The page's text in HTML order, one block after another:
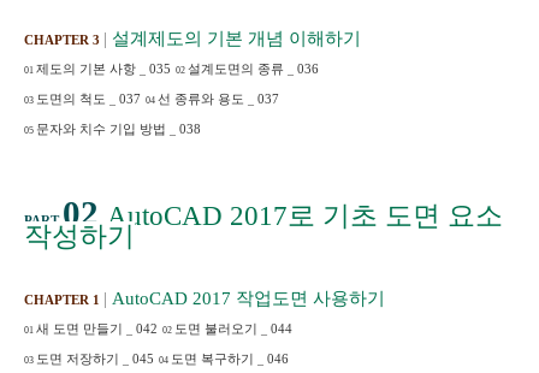
CHAPTER 3 | 설계제도의 기본 개념 이해하기
01 제도의 기본 사항 035 02 설계도면의 종류 036
03 도면의 척도 037 04 선 종류와 용도 037
05 문자와 치수 기입 방법 038
PART 02 AutoCAD 2017 로 기초 도면 요소
작성하기
CHAPTER 1 | AutoCAD 2017 작업도면 사용하기
01 새 도면 만들기 042 02 도면 불러오기 044
03 도면 저장하기 045 04 도면 복구하기 046